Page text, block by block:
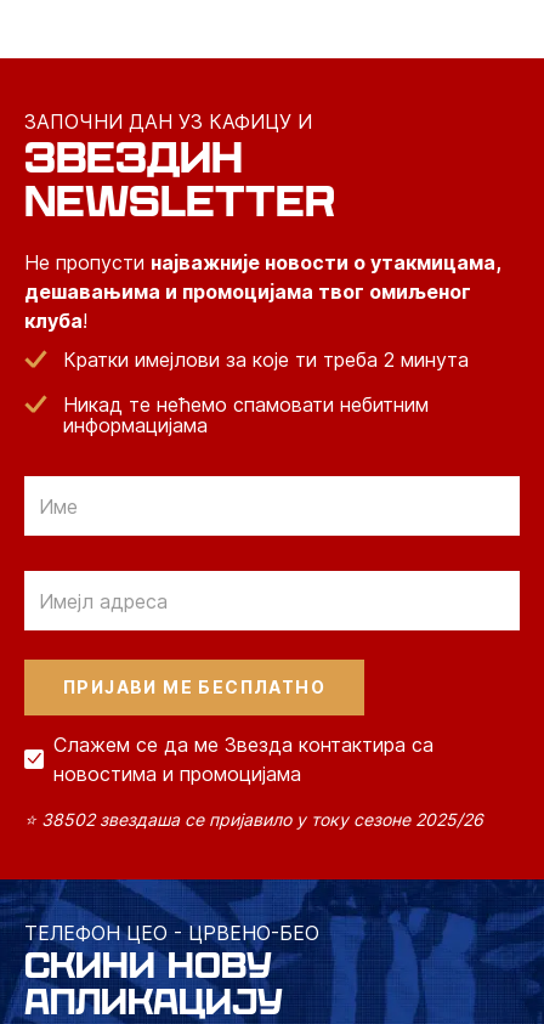
ЗАПОЧНИ ДАН УЗ КАФИЦУ И
ЗВЕЗДИН
NEWSLETTER
Не пропусти најважније новости о утакмицама,
дешавањима и промоцијама твог омиљеног
клуба!
Кратки имејлови за које ти треба 2 минута
Никад те нећемо спамовати небитним
информацијама
Слажем се да ме Звезда контактира са
новостима и промоцијама
⭐ 38502 звездаша се пријавило у току сезоне 2025/26
ТЕЛЕФОН ЦЕО - ЦРВЕНО-БЕО
СКИНИ НОВУ
АПЛИКАЦИЈУ